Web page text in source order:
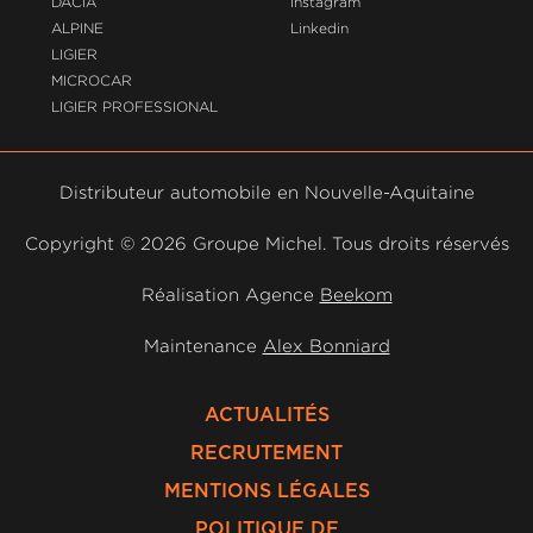
ALPINE
LIGIER
MICROCAR
LIGIER PROFESSIONAL
Linkedin
Distributeur automobile en Nouvelle-Aquitaine
Copyright © 2026 Groupe Michel. Tous droits réservés
Réalisation Agence Beekom
Maintenance Alex Bonniard
ACTUALITÉS
RECRUTEMENT
MENTIONS LÉGALES